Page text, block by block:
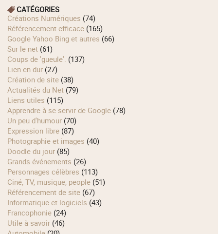
CATÉGORIES
Créations Numériques (74)
Référencement efficace (165)
Google Yahoo Bing et autres (66)
Sur le net (61)
Coups de 'gueule'. (137)
Lien en dur (27)
Création de site (38)
Actualités du Net (79)
Liens utiles (115)
Apprendre à se servir de Google (78)
Un peu d'humour (70)
Expression libre (87)
Photographie et images (40)
Doodle du jour (85)
Grands événements (26)
Personnages célèbres (113)
Ciné, TV, musique, people (51)
Référencement de site (67)
Informatique et logiciels (43)
Francophonie (24)
Utile à savoir (46)